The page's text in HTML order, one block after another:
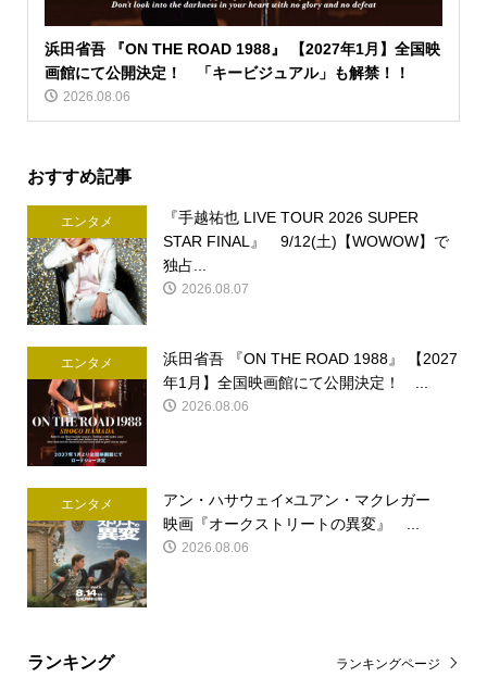
浜田省吾 『ON THE ROAD 1988』 【2027年1月】全国映
画館にて公開決定！ 「キービジュアル」も解禁！！
2026.08.06
おすすめ記事
エンタメ
『手越祐也 LIVE TOUR 2026 SUPER
STAR FINAL』 9/12(土)【WOWOW】で
独占...
2026.08.07
エンタメ
浜田省吾 『ON THE ROAD 1988』 【2027
年1月】全国映画館にて公開決定！ ...
2026.08.06
エンタメ
アン・ハサウェイ×ユアン・マクレガー
映画『オークストリートの異変』 ...
2026.08.06
ランキング ランキングページ